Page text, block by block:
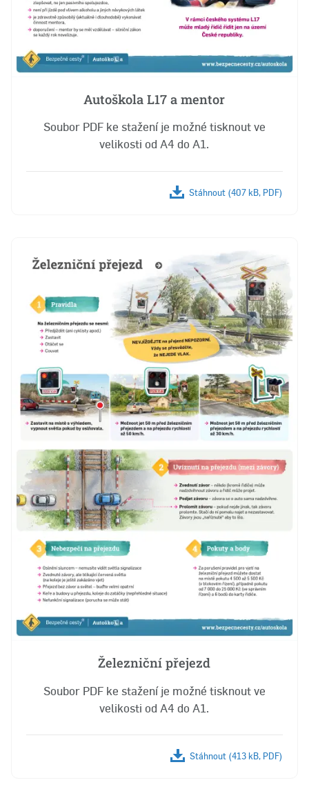
Autoškola L17 a mentor
Soubor PDF ke stažení je možné tisknout ve
velikosti od A4 do A1.
Stáhnout (407 kB, PDF)
Železniční přejezd
Soubor PDF ke stažení je možné tisknout ve
velikosti od A4 do A1.
Stáhnout (413 kB, PDF)